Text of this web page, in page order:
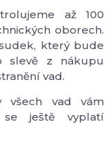
až 100
oborech.
který bude
slevě z nákupu
vad.
všech vad vám
ještě vyplatí